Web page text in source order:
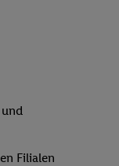
Filialen